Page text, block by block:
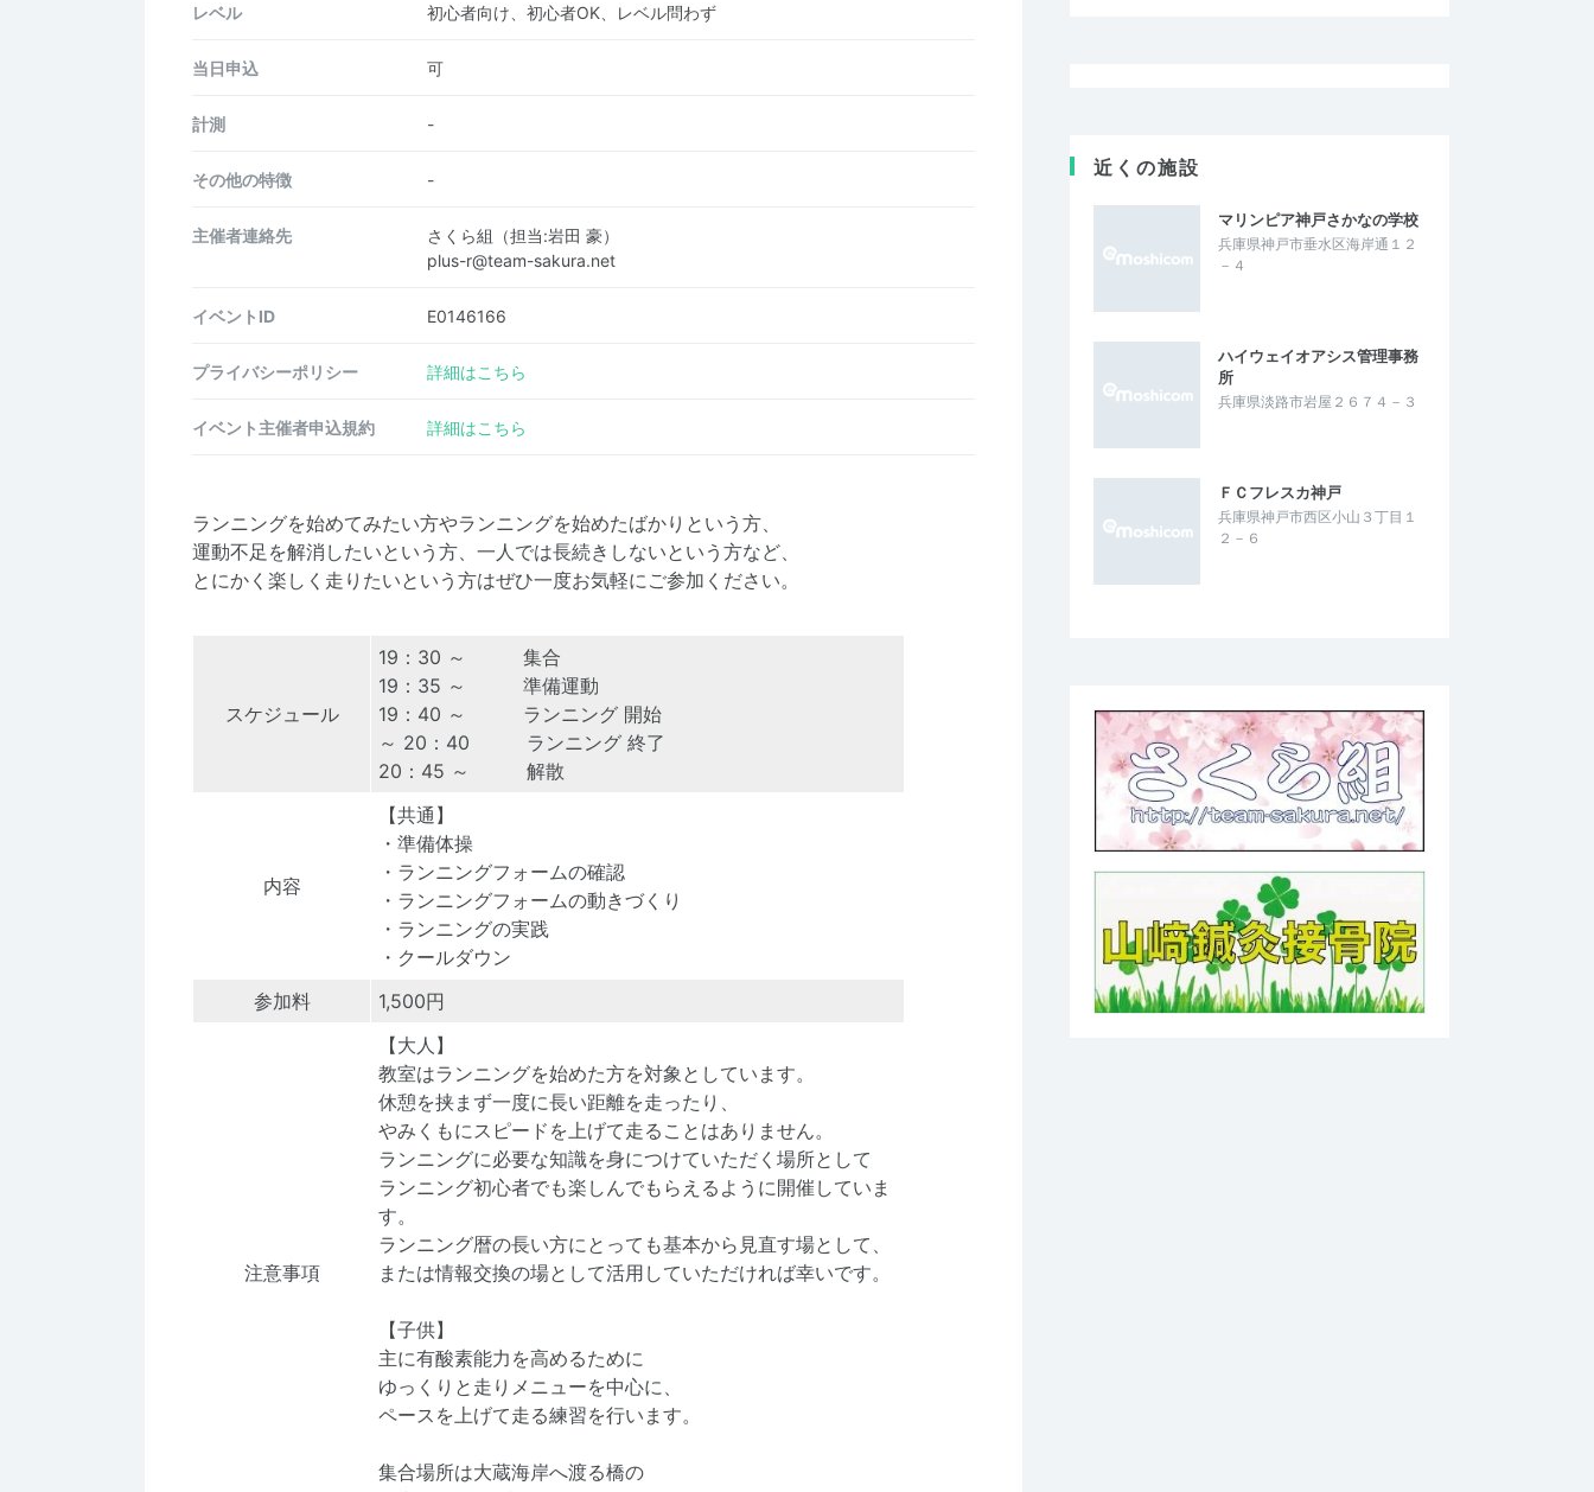
レベル 初心者向け、初心者OK、レベル問わず
当日申込 可
計測 -
その他の特徴 -
主催者連絡先
さくら組（担当:岩田 豪）
plus-r@team-sakura.net
イベントID E0146166
プライバシーポリシー 詳細はこちら
イベント主催者申込規約 詳細はこちら
ランニングを始めてみたい方やランニングを始めたばかりという方、
運動不足を解消したいという方、一人では長続きしないという方など、
とにかく楽しく走りたいという方はぜひ一度お気軽にご参加ください。
スケジュール
19：30 ～ 集合
19：35 ～ 準備運動
19：40 ～ ランニング 開始
～ 20：40 ランニング 終了
20：45 ～ 解散
内容
【共通】
・準備体操
・ランニングフォームの確認
・ランニングフォームの動きづくり
・ランニングの実践
・クールダウン
参加料
1,500円
注意事項
【大人】
教室はランニングを始めた方を対象としています。
休憩を挟まず一度に長い距離を走ったり、
やみくもにスピードを上げて走ることはありません。
ランニングに必要な知識を身につけていただく場所として
ランニング初心者でも楽しんでもらえるように開催していま
す。
ランニング暦の長い方にとっても基本から見直す場として、
または情報交換の場として活用していただければ幸いです。
【子供】
主に有酸素能力を高めるために
ゆっくりと走りメニューを中心に、
ペースを上げて走る練習を行います。
集合場所は大蔵海岸へ渡る橋の
近くの施設
マリンピア神戸さかなの学校
兵庫県神戸市垂水区海岸通１２
－４
ハイウェイオアシス管理事務
所
兵庫県淡路市岩屋２６７４－３
ＦＣフレスカ神戸
兵庫県神戸市西区小山３丁目１
２－６